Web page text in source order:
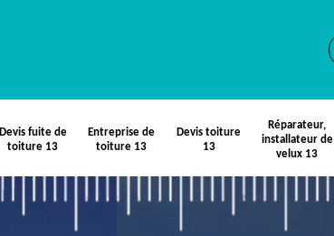
Devis fuite de
toiture 13
Entreprise de
toiture 13
Devis toiture
13
Réparateur,
installateur de
velux 13